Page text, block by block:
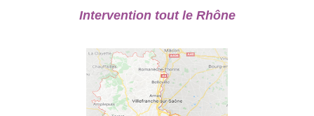
Intervention tout le Rhône